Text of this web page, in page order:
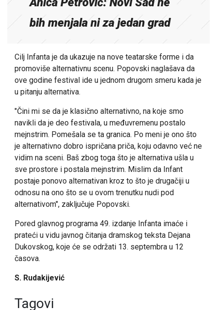
bih menjala ni za jedan grad
Cilj Infanta je da ukazuje na nove teatarske forme i da
promoviše alternativnu scenu. Popovski naglašava da
ove godine festival ide u jednom drugom smeru kada je
u pitanju alternativa.
"Čini mi se da je klasično alternativno, na koje smo
navikli da je deo festivala, u međuvremenu postalo
mejnstrim. Pomešala se ta granica. Po meni je ono što
je alternativno dobro ispričana priča, koju odavno već ne
vidim na sceni. Baš zbog toga što je alternativa ušla u
sve prostore i postala mejnstrim. Mislim da Infant
postaje ponovo alternativan kroz to što je drugačiji u
odnosu na ono što se u ovom trenutku nudi pod
alternativom", zaključuje Popovski.
Pored glavnog programa 49. izdanje Infanta imaće i
prateći u vidu javnog čitanja dramskog teksta Dejana
Dukovskog, koje će se održati 13. septembra u 12
časova.
S. Rudakijević
Tagovi